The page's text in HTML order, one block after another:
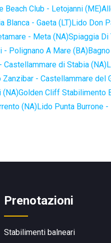
Beach Club - Letojanni (ME)
Blanca - Gaeta (LT)Lido Don
- Meta (NA)Spiaggia Di
- Polignano A Mare (BA)
Castellammare di Stabia (NA)
Zanzibar - Castellammare del
(NA)Golden Cliff Stabilimento
(NA)Lido Punta Burrone -
Prenotazioni
Stabilimenti balneari